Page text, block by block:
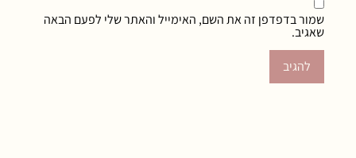
שמור בדפדפן זה את השם, האימייל והאתר שלי לפעם הבאה
שאגיב.